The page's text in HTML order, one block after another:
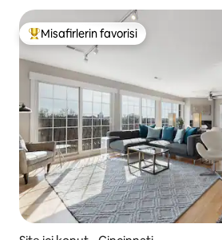
Misafirlerin favorilerinden en
Misafirlerin favorisi